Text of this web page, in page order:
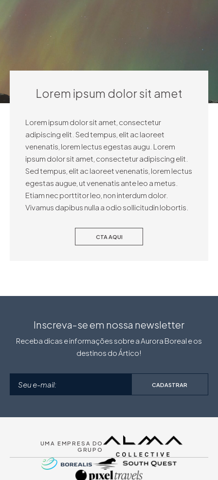
Lorem ipsum dolor sit amet
Lorem ipsum dolor sit amet, consectetur
adipiscing elit. Sed tempus, elit ac laoreet
venenatis, lorem lectus egestas augu. Lorem
ipsum dolor sit amet, consectetur adipiscing elit.
Sed tempus, elit ac laoreet venenatis, lorem lectus
egestas augue, ut venenatis ante leo a metus.
Etiam nec porttitor leo, non interdum dolor.
Vivamus dapibus nulla a odio sollicitudin lobortis.
CTA AQUI
Inscreva-se em nossa newsletter
Receba dicas e informações sobre a Aurora Boreal e os
destinos do Ártico!
CADASTRAR
UMA EMPRESA DO
GRUPO